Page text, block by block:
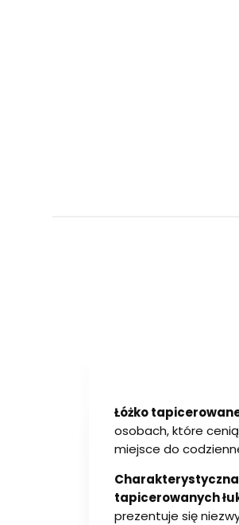
Łóżko tapicerowane
osobach, które
miejsce do
Charakterystyczna
tapicerowanych
prezentuje się